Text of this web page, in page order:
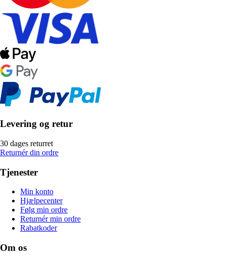
Levering og retur
30 dages returret
Returnér din ordre
Tjenester
Min konto
Hjælpecenter
Følg min ordre
Returnér min ordre
Rabatkoder
Om os